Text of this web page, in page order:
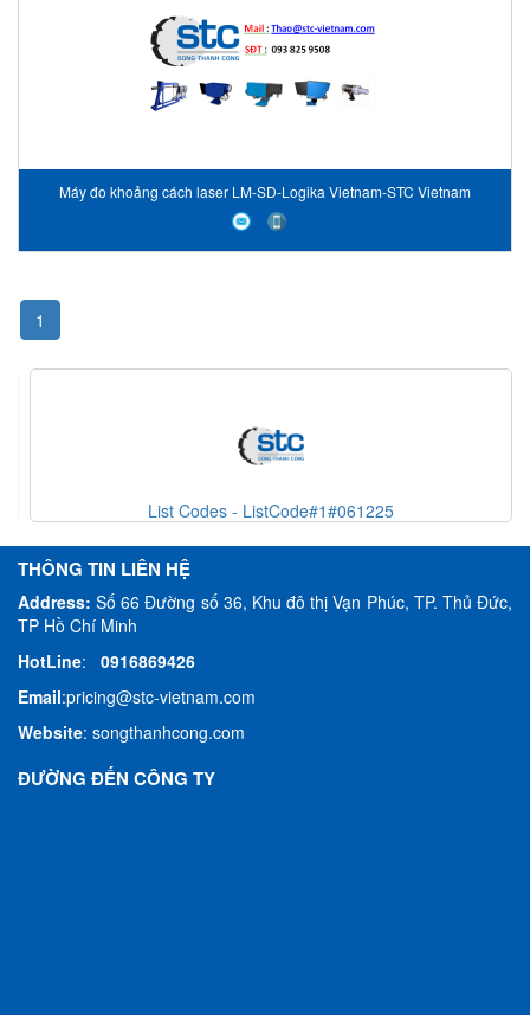
Máy đo khoảng cách laser LM-SD-Logika Vietnam-STC Vietnam
1
List Codes - ListCode#1#061225
THÔNG TIN LIÊN HỆ
Address:Số 66 Đường số 36, Khu đô thị Vạn Phúc, TP. Thủ Đức,
TP Hồ Chí Minh
HotLine: 0916869426
Email:pricing@stc-vietnam.com
Website: songthanhcong.com
ĐƯỜNG ĐẾN CÔNG TY